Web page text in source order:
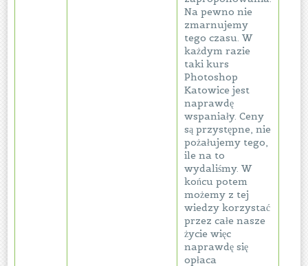
Na pewno nie
zmarnujemy
tego czasu. W
każdym razie
taki kurs
Photoshop
Katowice jest
naprawdę
wspaniały. Ceny
są przystępne, nie
pożałujemy tego,
ile na to
wydaliśmy. W
końcu potem
możemy z tej
wiedzy korzystać
przez całe nasze
życie więc
naprawdę się
opłaca